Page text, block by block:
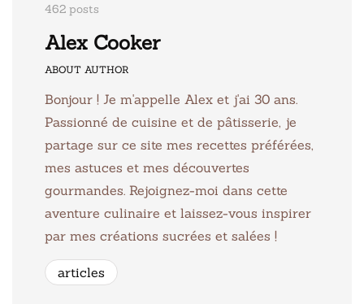
462 posts
Alex Cooker
ABOUT AUTHOR
Bonjour ! Je m'appelle Alex et j'ai 30 ans.
Passionné de cuisine et de pâtisserie, je
partage sur ce site mes recettes préférées,
mes astuces et mes découvertes
gourmandes. Rejoignez-moi dans cette
aventure culinaire et laissez-vous inspirer
par mes créations sucrées et salées !
articles